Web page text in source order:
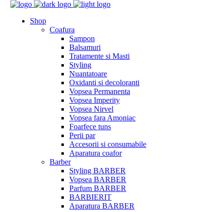
Shop
Coafura
Sampon
Balsamuri
Tratamente si Masti
Styling
Nuantatoare
Oxidanti si decoloranti
Vopsea Permanenta
Vopsea Imperity
Vopsea Nirvel
Vopsea fara Amoniac
Foarfece tuns
Perii par
Accesorii si consumabile
Aparatura coafor
Barber
Styling BARBER
Vopsea BARBER
Parfum BARBER
BARBIERIT
Aparatura BARBER